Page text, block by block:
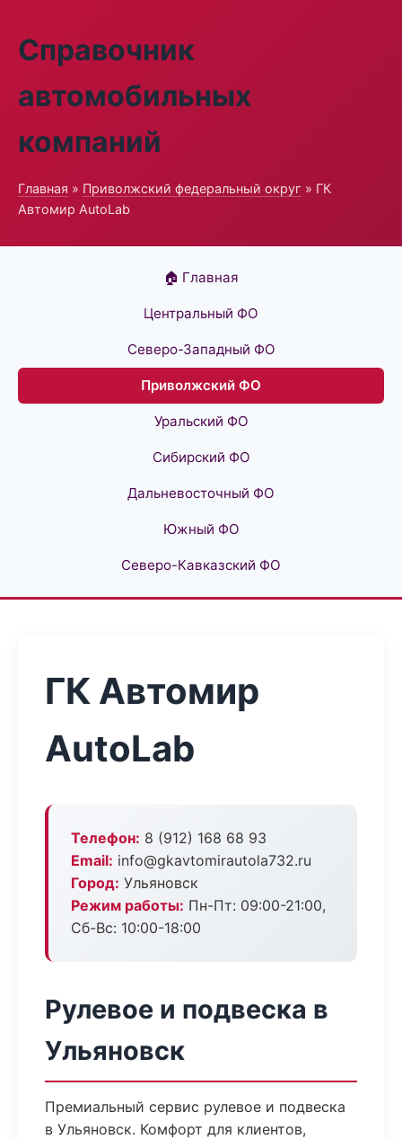
Справочник
автомобильных
компаний
Главная » Приволжский федеральный округ » ГК
Автомир AutoLab
🏠 Главная
Центральный ФО
Северо-Западный ФО
Приволжский ФО
Уральский ФО
Сибирский ФО
Дальневосточный ФО
Южный ФО
Северо-Кавказский ФО
ГК Автомир
AutoLab
Телефон: 8 (912) 168 68 93
Email: info@gkavtomirautola732.ru
Город: Ульяновск
Режим работы: Пн-Пт: 09:00-21:00,
Сб-Вс: 10:00-18:00
Рулевое и подвеска в
Ульяновск
Премиальный сервис рулевое и подвеска
в Ульяновск. Комфорт для клиентов,